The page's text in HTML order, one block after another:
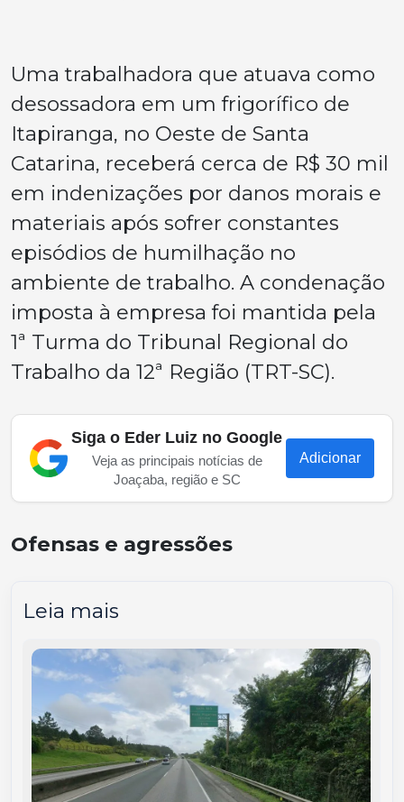
Uma trabalhadora que atuava como
desossadora em um frigorífico de
Itapiranga, no Oeste de Santa
Catarina, receberá cerca de R$ 30 mil
em indenizações por danos morais e
materiais após sofrer constantes
episódios de humilhação no
ambiente de trabalho. A condenação
imposta à empresa foi mantida pela
1ª Turma do Tribunal Regional do
Trabalho da 12ª Região (TRT-SC).
Siga o Eder Luiz no Google
Veja as principais notícias de
Joaçaba, região e SC
Adicionar
Ofensas e agressões
Leia mais